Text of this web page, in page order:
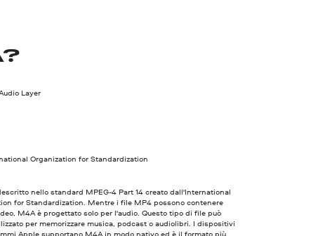
Layer
Organization for Standardization
nello standard MPEG-4 Part 14 creato dall'International
for Standardization. Mentre i file MP4 possono contenere
M4A è progettato solo per l'audio. Questo tipo di file può
per memorizzare musica, podcast o audiolibri. I dispositivi
Apple supportano M4A in modo nativo ed è il formato più